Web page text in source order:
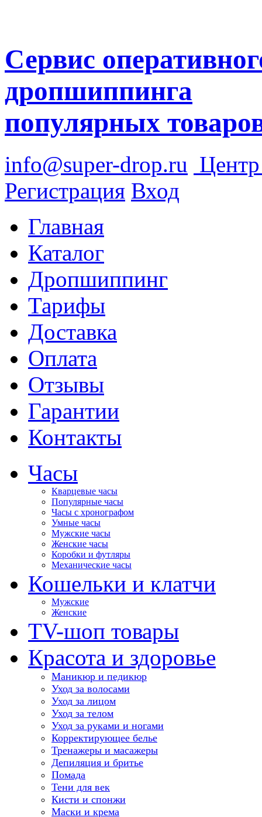
Сервис
дропшиппинга
популярных
info@super-drop.ru
Регистрация Вход
Главная
Каталог
Дропшиппинг
Тарифы
Доставка
Оплата
Отзывы
Гарантии
Контакты
Часы
Кварцевые часы
Популярные часы
Часы с хронографом
Умные часы
Мужские часы
Женские часы
Коробки и футляры
Механические часы
Кошельки и клатчи
Мужские
Женские
TV-шоп товары
Красота и здоровье
Маникюр и педикюр
Уход за волосами
Уход за лицом
Уход за телом
Уход за руками и ногами
Корректирующее белье
Тренажеры и масажеры
Депиляция и бритье
Помада
Тени для век
Кисти и спонжи
Маски и крема